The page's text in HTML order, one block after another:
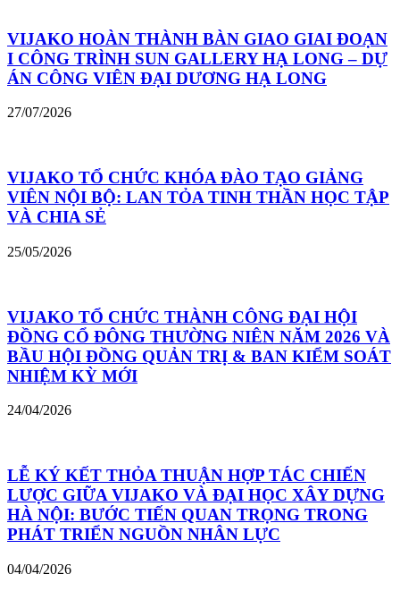
VIJAKO HOÀN THÀNH BÀN GIAO GIAI ĐOẠN
I CÔNG TRÌNH SUN GALLERY HẠ LONG – DỰ
ÁN CÔNG VIÊN ĐẠI DƯƠNG HẠ LONG
27/07/2026
VIJAKO TỔ CHỨC KHÓA ĐÀO TẠO GIẢNG
VIÊN NỘI BỘ: LAN TỎA TINH THẦN HỌC TẬP
VÀ CHIA SẺ
25/05/2026
VIJAKO TỔ CHỨC THÀNH CÔNG ĐẠI HỘI
ĐỒNG CỔ ĐÔNG THƯỜNG NIÊN NĂM 2026 VÀ
BẦU HỘI ĐỒNG QUẢN TRỊ & BAN KIỂM SOÁT
NHIỆM KỲ MỚI
24/04/2026
LỄ KÝ KẾT THỎA THUẬN HỢP TÁC CHIẾN
LƯỢC GIỮA VIJAKO VÀ ĐẠI HỌC XÂY DỰNG
HÀ NỘI: BƯỚC TIẾN QUAN TRỌNG TRONG
PHÁT TRIỂN NGUỒN NHÂN LỰC
04/04/2026